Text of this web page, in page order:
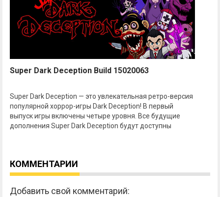
Super Dark Deception Build 15020063
Super Dark Deception — это увлекательная ретро-версия
популярной хоррор-игры Dark Deception! В первый
выпуск игры включены четыре уровня. Все будущие
дополнения Super Dark Deception будут доступны
КОММЕНТАРИИ
Добавить свой комментарий: